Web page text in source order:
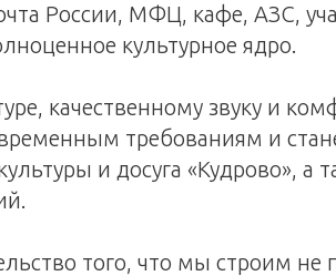
России, МФЦ, кафе, АЗС,
культурное ядро.
качественному звуку и
требованиям и
и досуга «Кудрово», а
того, что мы строим не